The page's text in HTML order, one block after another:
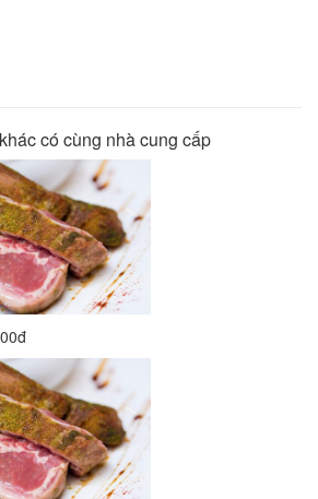
có cùng nhà cung cấp